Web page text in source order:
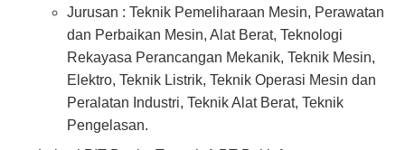
Jurusan : Teknik Pemeliharaan Mesin, Perawatan
dan Perbaikan Mesin, Alat Berat, Teknologi
Rekayasa Perancangan Mekanik, Teknik Mesin,
Elektro, Teknik Listrik, Teknik Operasi Mesin dan
Peralatan Industri, Teknik Alat Berat, Teknik
Pengelasan.